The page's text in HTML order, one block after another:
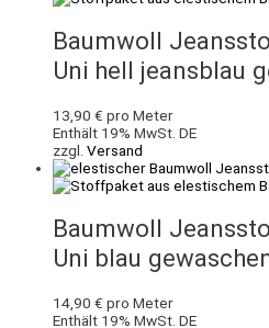
Baumwoll
Uni hell jeansblau
13,90 € pro Meter
Enthält 19% MwSt. DE
zzgl. Versand
Baumwoll
Uni blau
14,90 € pro Meter
Enthält 19% MwSt. DE